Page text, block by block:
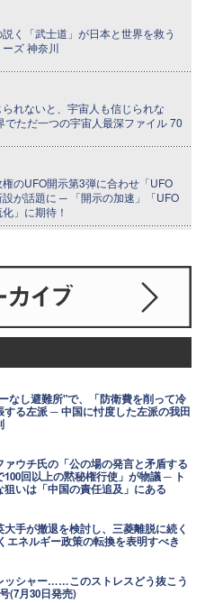
く「武士道」が日本と世界を救う
ズ 神奈川
られないと、宇宙人も信じられな
でただ一つの宇宙人最深ファイル 70
権のUFO開示第3弾に合わせ「UFO
が話題に ─ 「開示の加速」「UFO
」に期待！
なし避難所"で、「防衛費を削って冷
する左派 ─ 中国に忖度した左派の我田
ァウチ氏の「公の場の発言と矛盾する
100回以上の黙秘権行使」が物議 ─ ト
いは「中国の責任追及」にある
手が撤退を検討し、三菱離脱に続く
エネルギー政策の転換を表明すべき
ッシャー……このストレスどう抜こう
(7月30日発売)